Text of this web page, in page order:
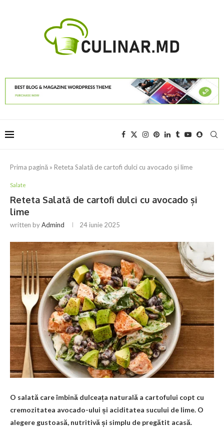
Prima pagină » Reteta Salată de cartofi dulci cu avocado și lime
Salate
Reteta Salată de cartofi dulci cu avocado și
lime
written byAdmind 24 iunie 2025
O salată care îmbină dulceața naturală a cartofului copt cu
cremozitatea avocado-ului și aciditatea sucului de lime. O
alegere gustoasă, nutritivă și simplu de pregătit acasă.